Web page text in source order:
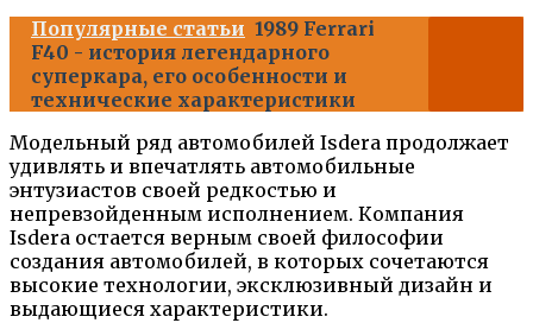
Популярные статьи 1989 Ferrari
F40 - история легендарного
суперкара, его особенности и
технические характеристики
Модельный ряд автомобилей Isdera продолжает
удивлять и впечатлять автомобильные
энтузиастов своей редкостью и
непревзойденным исполнением. Компания
Isdera остается верным своей философии
создания автомобилей, в которых сочетаются
высокие технологии, эксклюзивный дизайн и
выдающиеся характеристики.